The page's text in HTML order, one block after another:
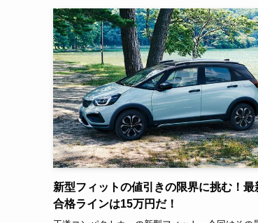
新型フィットの値引きの限界に挑む！最
合格ラインは15万円だ！